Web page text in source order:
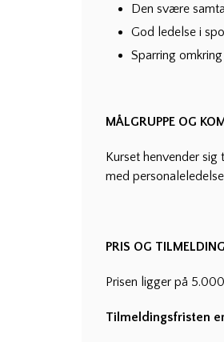
Den svære
God ledelse i
Sparring
MÅLGRUPPE OG
Kurset henvender
med
PRIS OG
Prisen ligger på
Tilmeldingsfristen